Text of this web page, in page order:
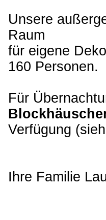
Unsere
Raum
für eigene
160 Personen.
Für
Verfügung
Ihre Familie